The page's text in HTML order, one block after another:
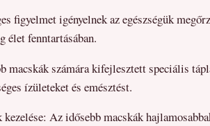
figyelmet igényelnek az egészségük
élet fenntartásában.
macskák számára kifejlesztett speciális
ízületeket és emésztést.
Az idősebb macskák